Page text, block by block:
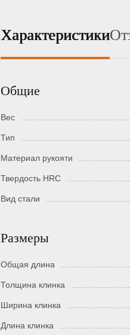
Характеристики
Общие
Вес
Тип
Материал рукояти
Твердость HRC
Вид стали
Размеры
Общая длина
Толщина клинка
Ширина клинка
Длина клинка